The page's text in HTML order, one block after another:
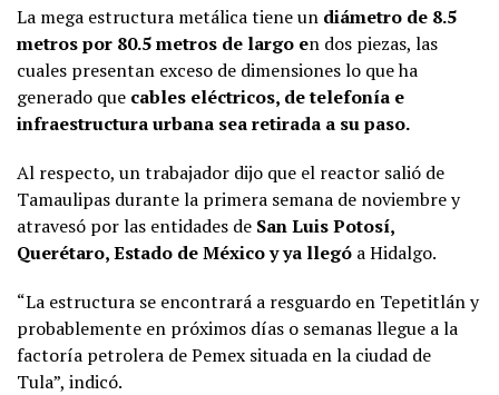
La mega estructura metálica tiene un diámetro de 8.5
metros por 80.5 metros de largo en dos piezas, las
cuales presentan exceso de dimensiones lo que ha
generado que cables eléctricos, de telefonía e
infraestructura urbana sea retirada a su paso.
Al respecto, un trabajador dijo que el reactor salió de
Tamaulipas durante la primera semana de noviembre y
atravesó por las entidades de San Luis Potosí,
Querétaro, Estado de México y ya llegó a Hidalgo.
“La estructura se encontrará a resguardo en Tepetitlán y
probablemente en próximos días o semanas llegue a la
factoría petrolera de Pemex situada en la ciudad de
Tula”, indicó.